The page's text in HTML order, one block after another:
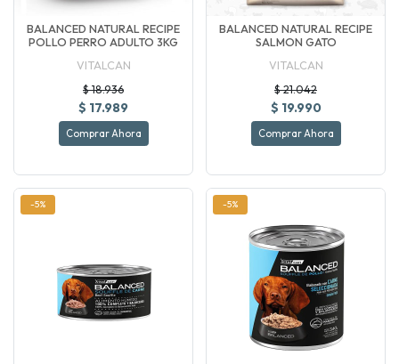
BALANCED NATURAL RECIPE
POLLO PERRO ADULTO 3KG
VITALCAN
$ 18.936
$ 17.989
Comprar Ahora
BALANCED NATURAL RECIPE
SALMON GATO
VITALCAN
$ 21.042
$ 19.990
Comprar Ahora
-5% -5%